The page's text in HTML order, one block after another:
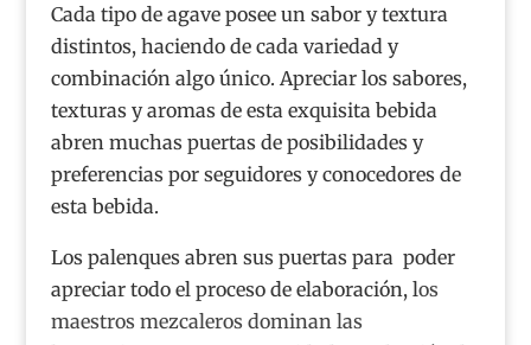
Cada tipo de agave posee un sabor y textura
distintos, haciendo de cada variedad y
combinación algo único. Apreciar los sabores,
texturas y aromas de esta exquisita bebida
abren muchas puertas de posibilidades y
preferencias por seguidores y conocedores de
esta bebida.
Los palenques abren sus puertas para poder
apreciar todo el proceso de elaboración, los
maestros mezcaleros dominan las